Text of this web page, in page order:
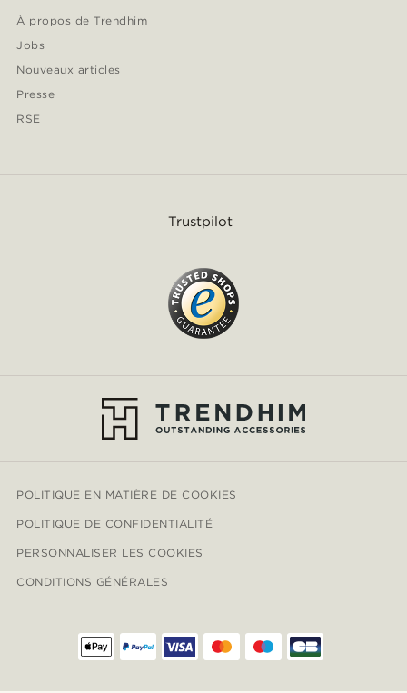
À propos de Trendhim
Jobs
Nouveaux articles
Presse
RSE
Trustpilot
POLITIQUE EN MATIÈRE DE COOKIES
POLITIQUE DE CONFIDENTIALITÉ
PERSONNALISER LES COOKIES
CONDITIONS GÉNÉRALES